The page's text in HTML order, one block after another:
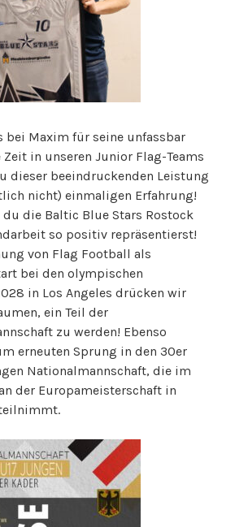
bei Maxim für seine unfassbar
in unseren Junior Flag-Teams
dieser beeindruckenden Leistung
nicht) einmaligen Erfahrung!
du die Baltic Blue Stars Rostock
so positiv repräsentierst!
von Flag Football als
bei den olympischen
in Los Angeles drücken wir
ein Teil der
zu werden! Ebenso
erneuten Sprung in den 30er
Nationalmannschaft, die im
der Europameisterschaft in